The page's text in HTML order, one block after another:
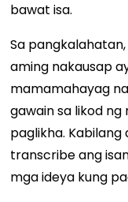
bawat isa.
Sa
aming nakausap
mamamahayag
gawain sa likod
paglikha.
transcribe ang
mga ideya kung